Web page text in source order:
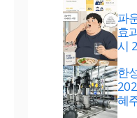
파
효
시
한
혜